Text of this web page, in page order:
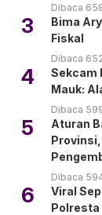
Dibaca
3
Bima
Fiskal
Dibaca
4
Sekcam
Mauk:
Dibaca
5
Aturan
Dibaca
6
Viral
Polresta